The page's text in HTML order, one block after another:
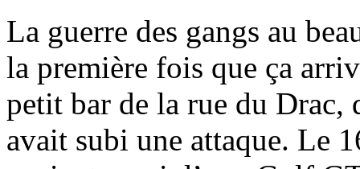
La guerre des gangs au
la première fois que ça
petit bar de la rue du Drac,
avait subi une attaque. Le